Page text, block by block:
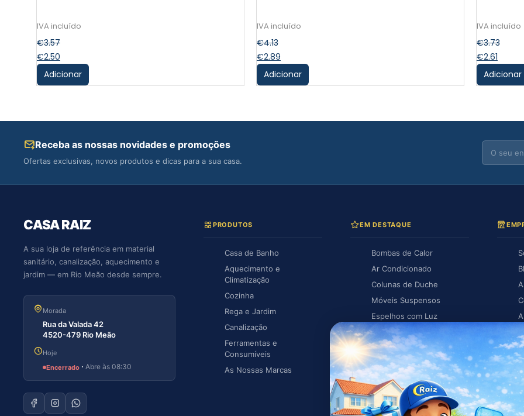
€3.57
€2.50
Adicionar
€4.13
€2.89
Adicionar
€3.73
€2.61
Adicionar
Receba as nossas novidades e promoções
Ofertas exclusivas, novos produtos e dicas para a sua casa.
CASA RAIZ
A sua loja de referência em material
sanitário, canalização, aquecimento e
jardim — em Rio Meão desde sempre.
Morada
Rua da Valada 42
4520-479 Rio Meão
Hoje
Encerrado · Abre às 08:30
PRODUTOS
Casa de Banho
Aquecimento e
Climatização
Cozinha
Rega e Jardim
Canalização
Ferramentas e
Consumíveis
As Nossas Marcas
EM DESTAQUE
Bombas de Calor
Ar Condicionado
Colunas de Duche
Móveis Suspensos
Espelhos com Luz
Piscina
Caldeiras